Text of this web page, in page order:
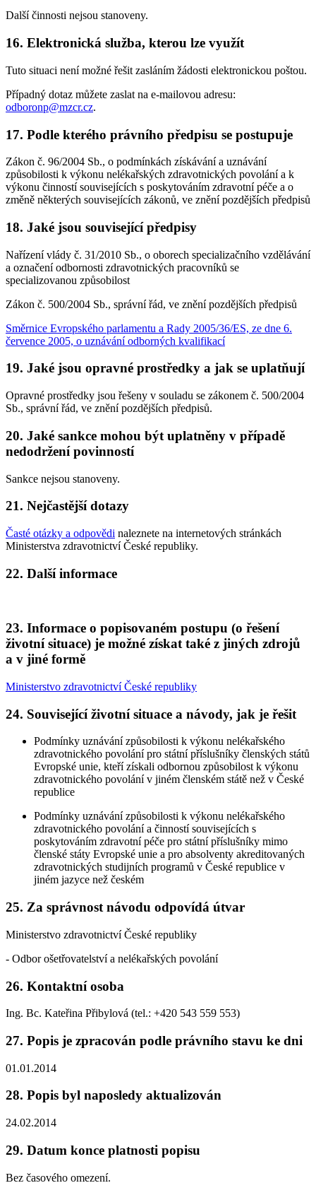
Další činnosti nejsou stanoveny.
16. Elektronická služba, kterou lze využít
Tuto situaci není možné řešit zasláním žádosti elektronickou poštou.
Případný dotaz můžete zaslat na e-mailovou adresu:
odboronp@mzcr.cz.
17. Podle kterého právního předpisu se postupuje
Zákon č. 96/2004 Sb., o podmínkách získávání a uznávání
způsobilosti k výkonu nelékařských zdravotnických povolání a k
výkonu činností souvisejících s poskytováním zdravotní péče a o
změně některých souvisejících zákonů, ve znění pozdějších předpisů
18. Jaké jsou související předpisy
Nařízení vlády č. 31/2010 Sb., o oborech specializačního vzdělávání
a označení odbornosti zdravotnických pracovníků se
specializovanou způsobilost
Zákon č. 500/2004 Sb., správní řád, ve znění pozdějších předpisů
Směrnice Evropského parlamentu a Rady 2005/36/ES, ze dne 6.
července 2005, o uznávání odborných kvalifikací
19. Jaké jsou opravné prostředky a jak se uplatňují
Opravné prostředky jsou řešeny v souladu se zákonem č. 500/2004
Sb., správní řád, ve znění pozdějších předpisů.
20. Jaké sankce mohou být uplatněny v případě
nedodržení povinností
Sankce nejsou stanoveny.
21. Nejčastější dotazy
Časté otázky a odpovědi naleznete na internetových stránkách
Ministerstva zdravotnictví České republiky.
22. Další informace
23. Informace o popisovaném postupu (o řešení
životní situace) je možné získat také z jiných zdrojů
a v jiné formě
Ministerstvo zdravotnictví České republiky
24. Související životní situace a návody, jak je řešit
Podmínky uznávání způsobilosti k výkonu nelékařského
zdravotnického povolání pro státní příslušníky členských států
Evropské unie, kteří získali odbornou způsobilost k výkonu
zdravotnického povolání v jiném členském státě než v České
republice
Podmínky uznávání způsobilosti k výkonu nelékařského
zdravotnického povolání a činností souvisejících s
poskytováním zdravotní péče pro státní příslušníky mimo
členské státy Evropské unie a pro absolventy akreditovaných
zdravotnických studijních programů v České republice v
jiném jazyce než českém
25. Za správnost návodu odpovídá útvar
Ministerstvo zdravotnictví České republiky
- Odbor ošetřovatelství a nelékařských povolání
26. Kontaktní osoba
Ing. Bc. Kateřina Přibylová (tel.: +420 543 559 553)
27. Popis je zpracován podle právního stavu ke dni
01.01.2014
28. Popis byl naposledy aktualizován
24.02.2014
29. Datum konce platnosti popisu
Bez časového omezení.